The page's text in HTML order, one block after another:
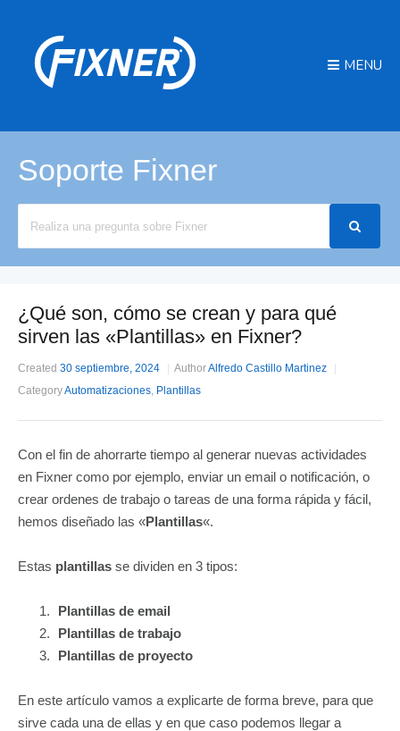
MENU
Soporte Fixner
¿Qué son, cómo se crean y para qué
sirven las «Plantillas» en Fixner?
Created 30 septiembre, 2024 AuthorAlfredo Castillo Martinez
CategoryAutomatizaciones, Plantillas
Con el fin de ahorrarte tiempo al generar nuevas actividades
en Fixner como por ejemplo, enviar un email o notificación, o
crear ordenes de trabajo o tareas de una forma rápida y fácil,
hemos diseñado las «Plantillas«.
Estas plantillas se dividen en 3 tipos:
Plantillas de email
Plantillas de trabajo
Plantillas de proyecto
En este artículo vamos a explicarte de forma breve, para que
sirve cada una de ellas y en que caso podemos llegar a